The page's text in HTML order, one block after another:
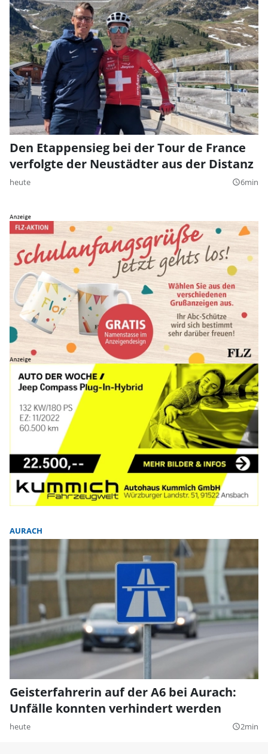
Den Etappensieg bei der Tour de France
verfolgte der Neustädter aus der Distanz
heute query_builder6min
AURACH
Geisterfahrerin auf der A6 bei Aurach:
Unfälle konnten verhindert werden
heute query_builder2min